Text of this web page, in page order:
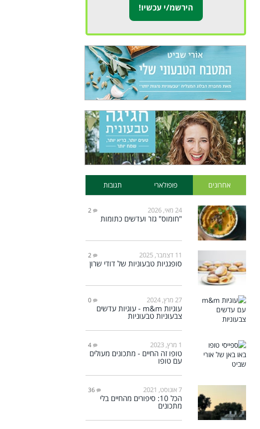
אחרונים פופולארי תגובות
24 מאי, 2026 2
"חומוס" גזר ועדשים כתומות
11 דצמבר, 2025 2
סופגניות טבעוניות של דודי שרון
27 מרץ, 2024 0
עוגיות m&m - עוגיות עדשים
צבעוניות טבעוניות
1 מרץ, 2023 4
טופו זה החיים - מתכונים מעולים
עם טופו
7 אוגוסט, 2021 36
הכל 10: סיפורים מהחיים בלי
מתכונים